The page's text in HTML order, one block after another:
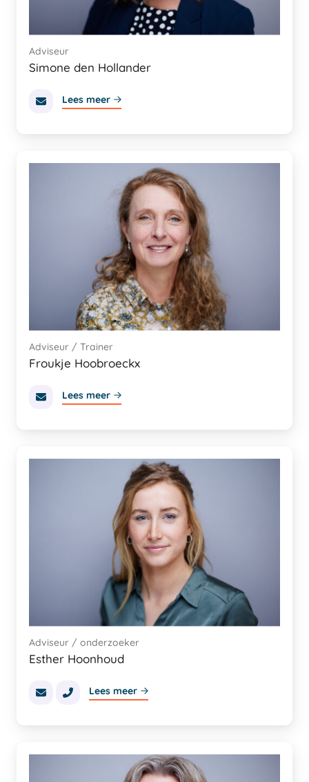
Simone den Hollander
Adviseur
Lees meer
Froukje Hoobroeckx
Adviseur / Trainer
Lees meer
Esther Hoonhoud
Adviseur / onderzoeker
Lees meer